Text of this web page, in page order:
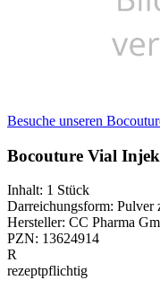
Besuche unseren
Bocouture Vial
Inhalt: 1 Stück
Darreichungsform: Pulver
Hersteller: CC Pharma
PZN: 13624914
R
rezeptpflichtig